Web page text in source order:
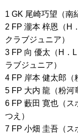
1 GK 尾崎巧望（南
2 FP 瀧本 梓恩（H
クラブジュニア）
3 FP 向 優太（H．
ラブジュニア）
4 FP 岸本 健太郎（
5 FP 大内 龍（粉河
6 FP 藪田 寛也（ス
つえ）
7 FP 小畑 圭吾（ス